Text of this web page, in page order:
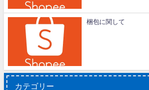
梱包に関して
カテゴリー